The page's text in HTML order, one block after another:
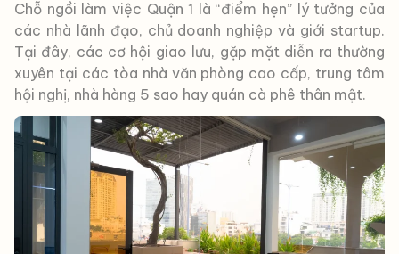
Chỗ ngồi làm việc Quận 1 là “điểm hẹn” lý tưởng của
các nhà lãnh đạo, chủ doanh nghiệp và giới startup.
Tại đây, các cơ hội giao lưu, gặp mặt diễn ra thường
xuyên tại các tòa nhà văn phòng cao cấp, trung tâm
hội nghị, nhà hàng 5 sao hay quán cà phê thân mật.